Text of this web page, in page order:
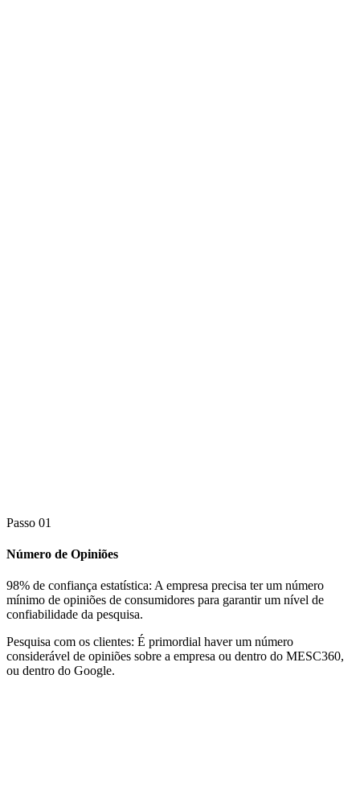
Passo 01
Número de Opiniões
98% de confiança estatística: A empresa precisa ter um número
mínimo de opiniões de consumidores para garantir um nível de
confiabilidade da pesquisa.
Pesquisa com os clientes: É primordial haver um número
considerável de opiniões sobre a empresa ou dentro do MESC360,
ou dentro do Google.